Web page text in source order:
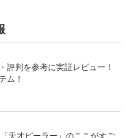
ひ本記事を参考に、おしゃれで便
評判を参考に実証レビュー！
ム！
天才ピーラー」のここがすご